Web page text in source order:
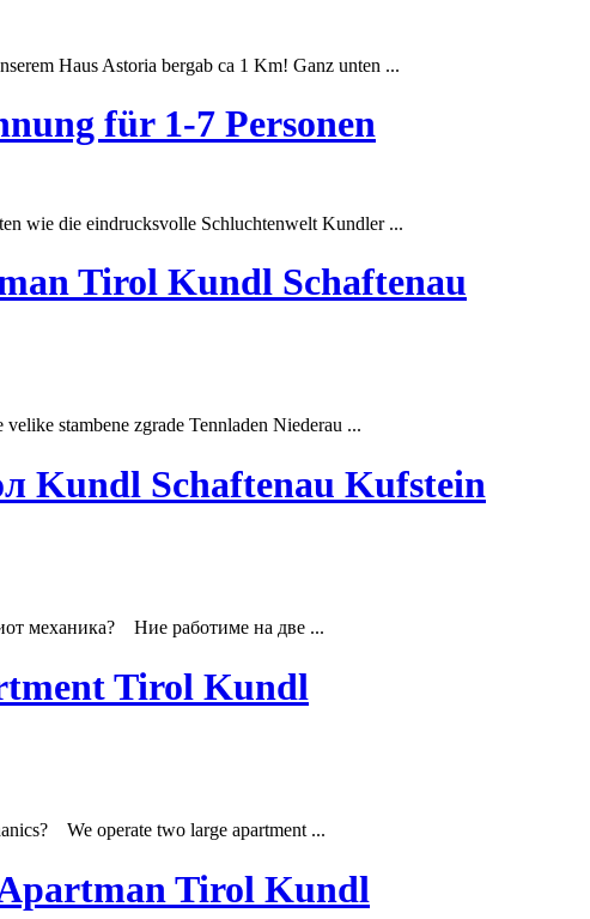
Haus Astoria bergab ca 1 Km! Ganz unten ...
für 1-7 Personen
wie die eindrucksvolle Schluchtenwelt Kundler ...
Tirol Kundl Schaftenau
stambene zgrade Tennladen Niederau ...
Kundl Schaftenau Kufstein
механика? Ние работиме на две ...
Tirol Kundl
We operate two large apartment ...
Tirol Kundl